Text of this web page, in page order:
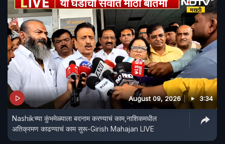
August 09, 2026 3:34
Nashikच्या कुंभमेळ्याला बदनाम करण्याचं काम,नाशिकमधील
अतिक्रमण काढण्याचं काम सुरू-Girish Mahajan LIVE